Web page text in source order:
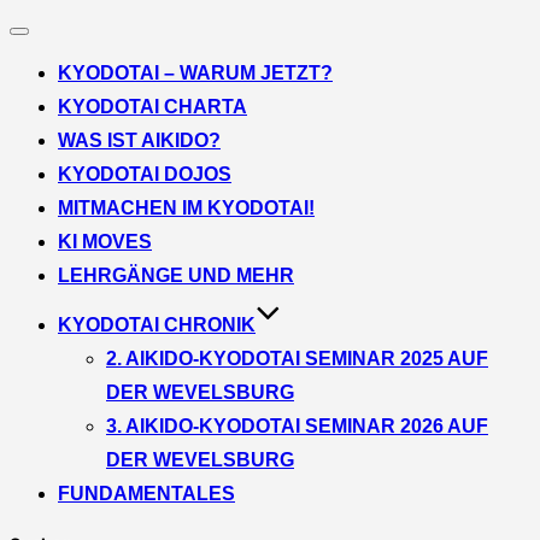
Navigation
KYODOTAI – WARUM JETZT?
KYODOTAI CHARTA
WAS IST AIKIDO?
KYODOTAI DOJOS
MITMACHEN IM KYODOTAI!
KI MOVES
LEHRGÄNGE UND MEHR
KYODOTAI CHRONIK
2. AIKIDO-KYODOTAI SEMINAR 2025 AUF
DER WEVELSBURG
3. AIKIDO-KYODOTAI SEMINAR 2026 AUF
DER WEVELSBURG
FUNDAMENTALES